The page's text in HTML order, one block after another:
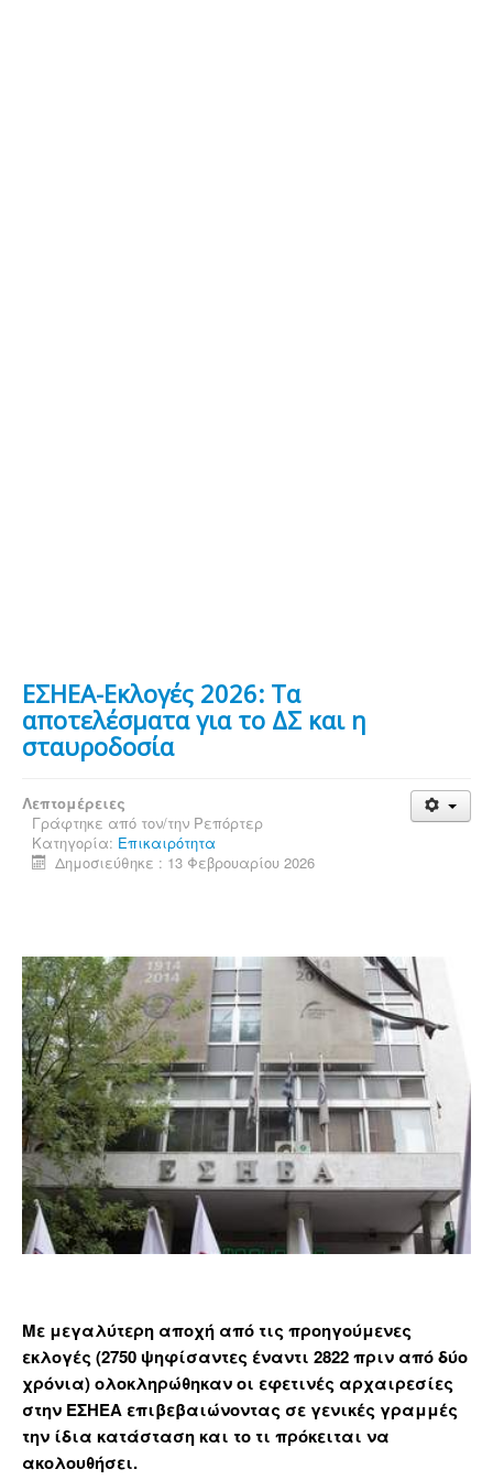
ΕΣΗΕΑ-Εκλογές 2026: Τα
αποτελέσματα για το ΔΣ και η
σταυροδοσία
Λεπτομέρειες
Γράφτηκε από τον/την Ρεπόρτερ
Κατηγορία: Επικαιρότητα
Δημοσιεύθηκε : 13 Φεβρουαρίου 2026
Με μεγαλύτερη αποχή από τις προηγούμενες
εκλογές (2750 ψηφίσαντες έναντι 2822 πριν από δύο
χρόνια) ολοκληρώθηκαν οι εφετινές αρχαιρεσίες
στην ΕΣΗΕΑ επιβεβαιώνοντας σε γενικές γραμμές
την ίδια κατάσταση και το τι πρόκειται να
ακολουθήσει.